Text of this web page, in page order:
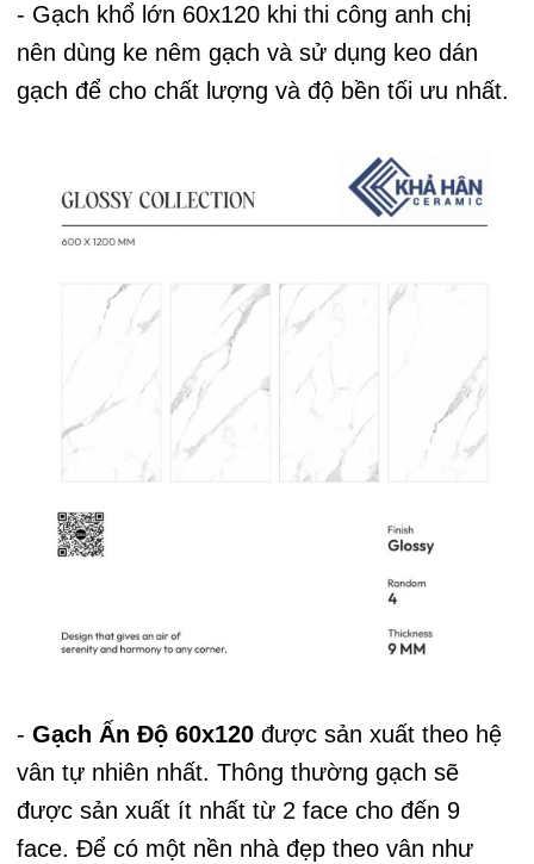
- Gạch khổ lớn 60x120 khi thi công anh chị
nên dùng ke nêm gạch và sử dụng keo dán
gạch để cho chất lượng và độ bền tối ưu nhất.
-Gạch Ấn Độ 60x120 được sản xuất theo hệ
vân tự nhiên nhất. Thông thường gạch sẽ
được sản xuất ít nhất từ 2 face cho đến 9
face. Để có một nền nhà đẹp theo vân như